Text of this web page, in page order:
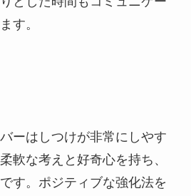
す。
ーはしつけが非常にしやす
軟な考えと好奇心を持ち、
す。ポジティブな強化法を